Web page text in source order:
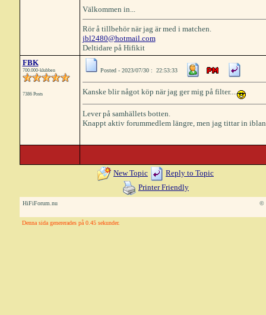
Välkommen in...
Rör å tillbehör när jag är med i matchen.
jbl2480@hotmail.com
Deltidare på Hifikit
FBK
700.000-klubben
7386 Posts
Posted - 2023/07/30 : 22:53:33
Kanske blir något köp när jag ger mig på filter....
Lever på samhällets botten.
Knappt aktiv forummedlem längre, men jag tittar in
New Topic
Reply to Topic
Printer Friendly
HiFiForum.nu ©
Denna sida genererades på 0.45 sekunder.